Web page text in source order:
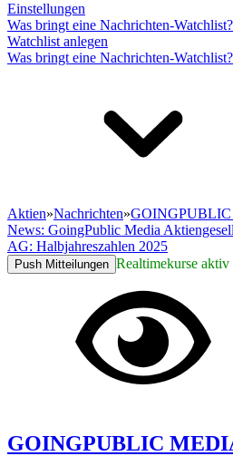
Einstellungen
Was bringt eine Nachrichten-Watchlist?
Watchlist anlegen
Was bringt eine Nachrichten-Watchlist?
Aktien»Nachrichten»
News: GoingPublic Media
AG: Halbjahreszahlen 2025
Push Mitteilungen Realtimekurse aktiv
GOINGPUBLIC